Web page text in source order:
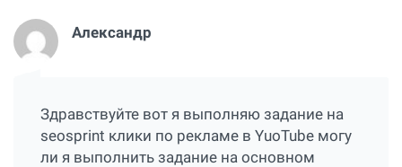
Александр
Здравствуйте вот я выполняю задание на
seosprint клики по рекламе в YuoTube могу
ли я выполнить задание на основном